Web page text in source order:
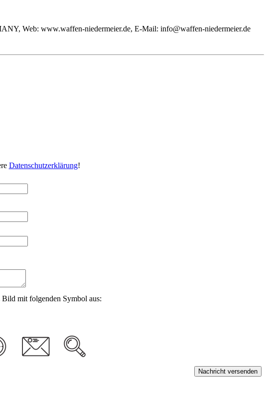
Web: www.waffen-niedermeier.de, E-Mail: info@waffen-niedermeier.de
Datenschutzerklärung!
mit folgenden Symbol aus:
Nachricht versenden